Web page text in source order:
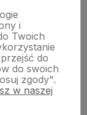
i
Twoich
do
do swoich
zgody".
w naszej